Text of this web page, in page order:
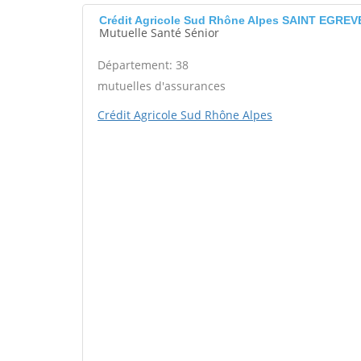
Crédit Agricole Sud Rhône Alpes SAINT
Mutuelle Santé Sénior
Département: 38
mutuelles d'assurances
Crédit Agricole Sud Rhône Alpes